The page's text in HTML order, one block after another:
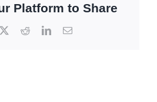
Platform to Share
RedditLinkedInEmail